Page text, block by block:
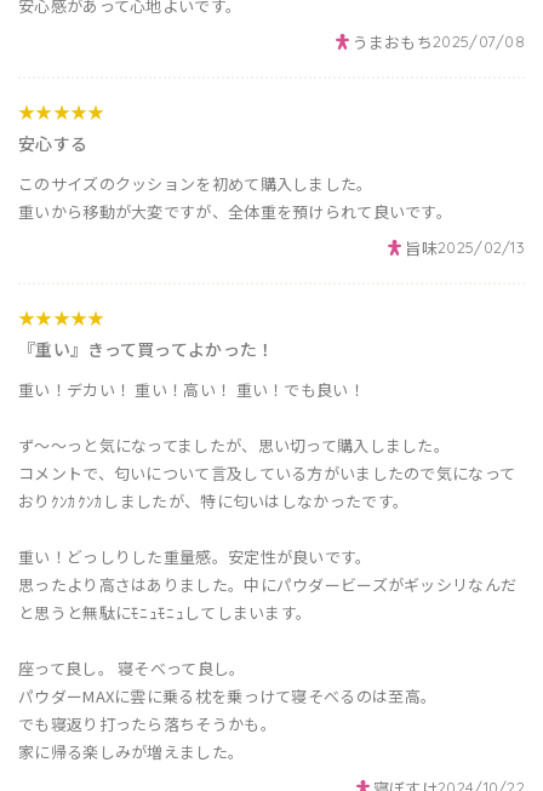
安心感があって心地よいです。
うまおもち2025/07/08
安心する
★★★★★
このサイズのクッションを初めて購入しました。
重いから移動が大変ですが、全体重を預けられて良いです。
旨味2025/02/13
『重い』きって買ってよかった！
★★★★★
重い！デカい！ 重い！高い！ 重い！でも良い！
ず〜〜っと気になってましたが、思い切って購入しました。
コメントで、匂いについて言及している方がいましたので気になって
おりｸﾝｶｸﾝｶしましたが、特に匂いはしなかったです。
重い！どっしりした重量感。安定性が良いです。
思ったより高さはありました。中にパウダービーズがギッシリなんだ
と思うと無駄にﾓﾆｭﾓﾆｭしてしまいます。
座って良し。 寝そべって良し。
パウダーMAXに雲に乗る枕を乗っけて寝そべるのは至高。
でも寝返り打ったら落ちそうかも。
家に帰る楽しみが増えました。